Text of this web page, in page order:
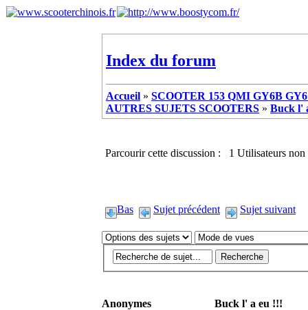
Index du forum
Accueil » SCOOTER 153 QMI GY6B
AUTRES SUJETS SCOOTERS » Buck l'
Parcourir cette discussion : 1 Utilisateurs non
Bas Sujet précédent Sujet suivant
Anonymes Buck l' a eu !!!